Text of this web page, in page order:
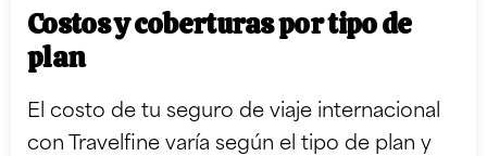
Costos y coberturas por tipo de
plan
El costo de tu seguro de viaje internacional
con Travelfine varía según el tipo de plan y